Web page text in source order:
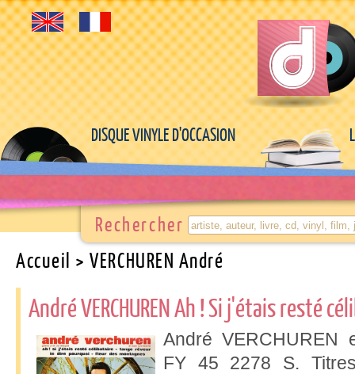
DISQUE VINYLE D'OCCASION
Rechercher
Accueil > VERCHUREN André
André VERCHUREN Ah ! Si j'étais resté
André VERCHUREN
FY 45 2278 S.